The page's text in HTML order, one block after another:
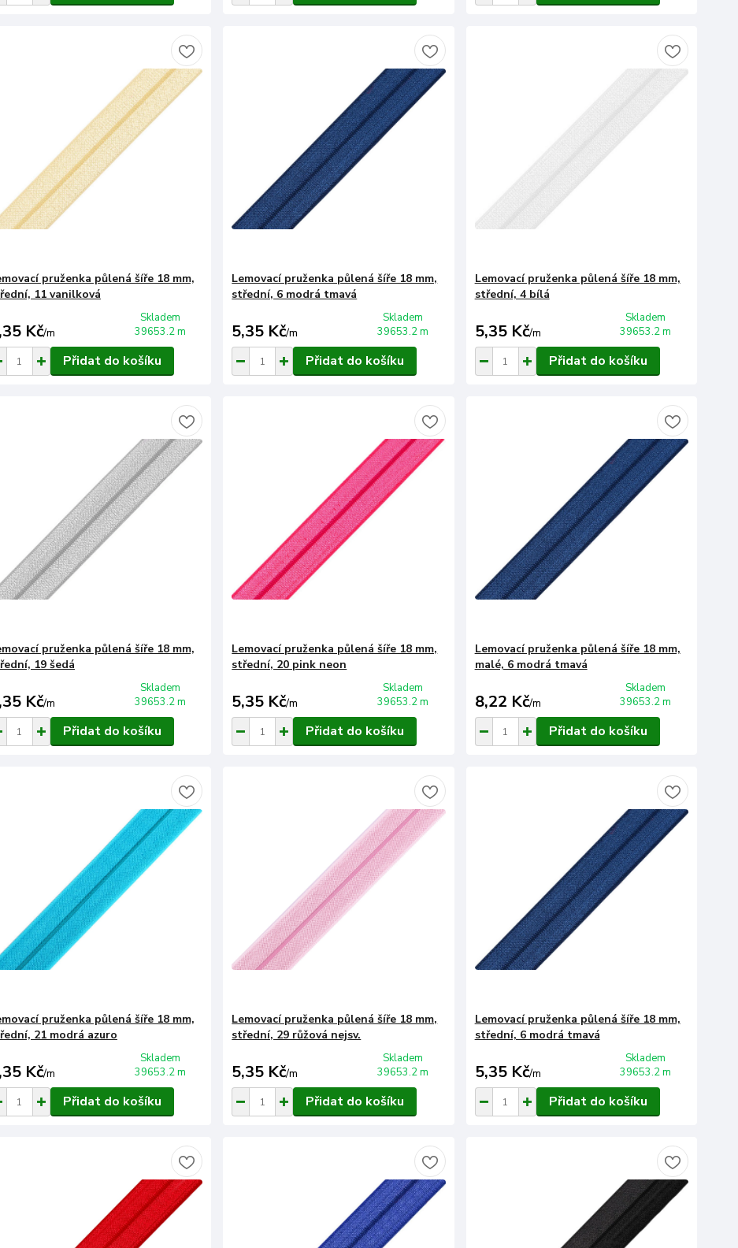
pruženka půlená šíře 18 mm,
11 vanilková
Kč/m
Skladem
39653.2 m
Přidat do košíku
Lemovací pruženka půlená šíře 18 mm,
střední, 6 modrá tmavá
5,35 Kč/m
Skladem
39653.2 m
Přidat do košíku
Lemovací pruženka půlená šíře 18 mm,
střední, 4 bílá
5,35 Kč/m
Skladem
39653.2 m
Přidat do košíku
pruženka půlená šíře 18 mm,
19 šedá
Kč/m
Skladem
39653.2 m
Přidat do košíku
Lemovací pruženka půlená šíře 18 mm,
střední, 20 pink neon
5,35 Kč/m
Skladem
39653.2 m
Přidat do košíku
Lemovací pruženka půlená šíře 18 mm,
malé, 6 modrá tmavá
8,22 Kč/m
Skladem
39653.2 m
Přidat do košíku
pruženka půlená šíře 18 mm,
21 modrá azuro
Kč/m
Skladem
39653.2 m
Přidat do košíku
Lemovací pruženka půlená šíře 18 mm,
střední, 29 růžová nejsv.
5,35 Kč/m
Skladem
39653.2 m
Přidat do košíku
Lemovací pruženka půlená šíře 18 mm,
střední, 6 modrá tmavá
5,35 Kč/m
Skladem
39653.2 m
Přidat do košíku